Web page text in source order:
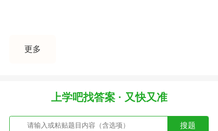
更多
上学吧找答案 · 又快又准
搜题